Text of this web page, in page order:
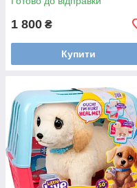
1 800 ₴
Купити